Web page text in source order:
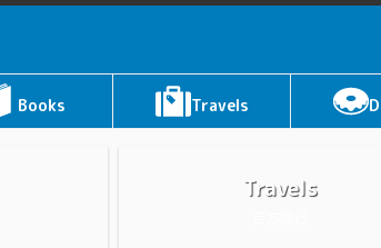
Books Travels
Travels